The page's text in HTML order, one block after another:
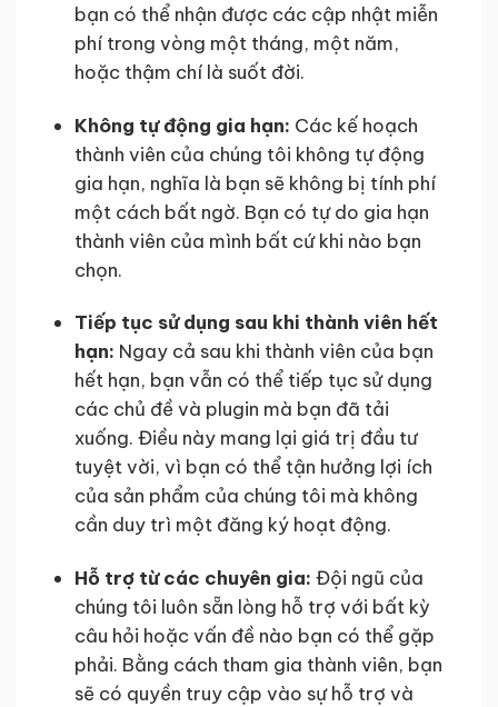
bạn có thể nhận được các cập nhật miễn
phí trong vòng một tháng, một năm,
hoặc thậm chí là suốt đời.
Không tự động gia hạn: Các kế hoạch
thành viên của chúng tôi không tự động
gia hạn, nghĩa là bạn sẽ không bị tính phí
một cách bất ngờ. Bạn có tự do gia hạn
thành viên của mình bất cứ khi nào bạn
chọn.
Tiếp tục sử dụng sau khi thành viên hết
hạn: Ngay cả sau khi thành viên của bạn
hết hạn, bạn vẫn có thể tiếp tục sử dụng
các chủ đề và plugin mà bạn đã tải
xuống. Điều này mang lại giá trị đầu tư
tuyệt vời, vì bạn có thể tận hưởng lợi ích
của sản phẩm của chúng tôi mà không
cần duy trì một đăng ký hoạt động.
Hỗ trợ từ các chuyên gia: Đội ngũ của
chúng tôi luôn sẵn lòng hỗ trợ với bất kỳ
câu hỏi hoặc vấn đề nào bạn có thể gặp
phải. Bằng cách tham gia thành viên, bạn
sẽ có quyền truy cập vào sự hỗ trợ và